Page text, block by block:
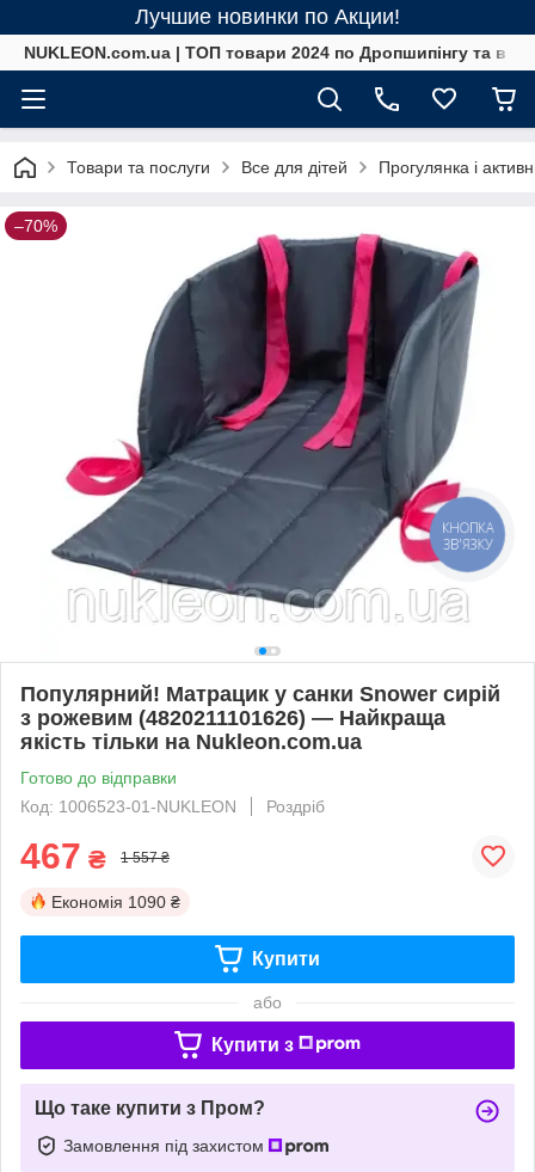
Лучшие новинки по Акции!
NUKLEON.com.ua | ТОП товари 2024 по Дропшипінгу та в
Товари та послуги Все для дітей Прогулянка і
–70%
Популярний! Матрацик у санки Snower сирій
з рожевим (4820211101626) — Найкраща
якість тільки на Nukleon.com.ua
Готово до відправки
Код: 1006523-01-NUKLEON
Роздріб
467 ₴ 1 557 ₴
Економія 1090 ₴
Купити
або
Купити з
Що таке купити з Пром?
Замовлення під захистом
КНОПКА
ЗВ'ЯЗКУ